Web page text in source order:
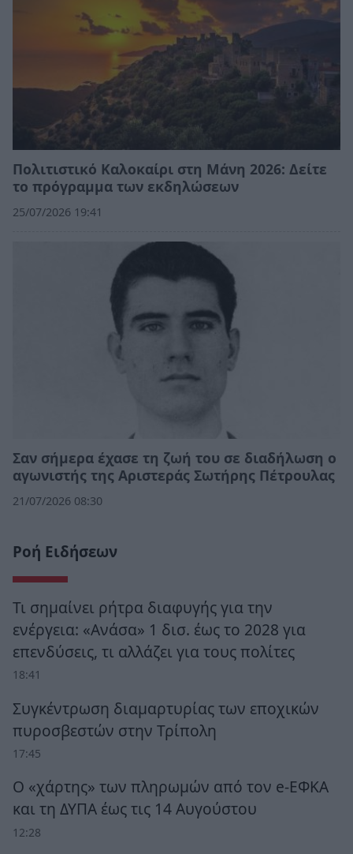
Πολιτιστικό Καλοκαίρι στη Μάνη 2026: Δείτε
το πρόγραμμα των εκδηλώσεων
25/07/2026 19:41
Σαν σήμερα έχασε τη ζωή του σε διαδήλωση ο
αγωνιστής της Αριστεράς Σωτήρης Πέτρουλας
21/07/2026 08:30
Ροή Ειδήσεων
Τι σημαίνει ρήτρα διαφυγής για την
ενέργεια: «Ανάσα» 1 δισ. έως το 2028 για
επενδύσεις, τι αλλάζει για τους πολίτες
18:41
Συγκέντρωση διαμαρτυρίας των εποχικών
πυροσβεστών στην Τρίπολη
17:45
Ο «χάρτης» των πληρωμών από τον e-ΕΦΚΑ
και τη ΔΥΠΑ έως τις 14 Αυγούστου
12:28